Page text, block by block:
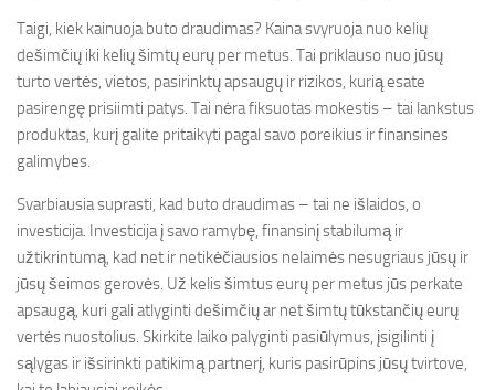
Taigi, kiek kainuoja buto draudimas? Kaina svyruoja nuo kelių
dešimčių iki kelių šimtų eurų per metus. Tai priklauso nuo jūsų
turto vertės, vietos, pasirinktų apsaugų ir rizikos, kurią esate
pasirengę prisiimti patys. Tai nėra fiksuotas mokestis – tai lankstus
produktas, kurį galite pritaikyti pagal savo poreikius ir finansines
galimybes.
Svarbiausia suprasti, kad buto draudimas – tai ne išlaidos, o
investicija. Investicija į savo ramybę, finansinį stabilumą ir
užtikrintumą, kad net ir netikėčiausios nelaimės nesugriaus jūsų ir
jūsų šeimos gerovės. Už kelis šimtus eurų per metus jūs perkate
apsaugą, kuri gali atlyginti dešimčių ar net šimtų tūkstančių eurų
vertės nuostolius. Skirkite laiko palyginti pasiūlymus, įsigilinti į
sąlygas ir išsirinkti patikimą partnerį, kuris pasirūpins jūsų tvirtove,